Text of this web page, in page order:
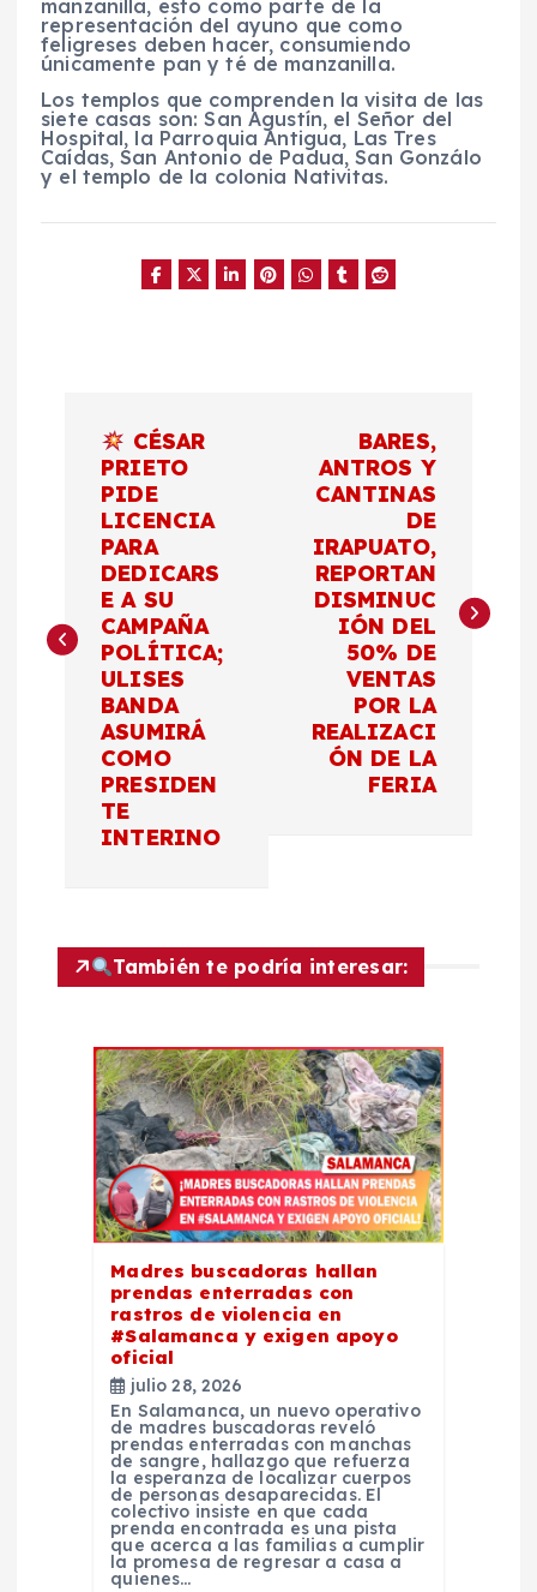
manzanilla, esto como parte de la
representación del ayuno que como
feligreses deben hacer, consumiendo
únicamente pan y té de manzanilla.
Los templos que comprenden la visita de las
siete casas son: San Agustín, el Señor del
Hospital, la Parroquia Antigua, Las Tres
Caídas, San Antonio de Padua, San Gonzálo
y el templo de la colonia Nativitas.
g
n
CÉSAR
PRIETO
PIDE
LICENCIA
PARA
DEDICARS
E A SU
CAMPAÑA
POLÍTICA;
ULISES
BANDA
ASUMIRÁ
COMO
PRESIDEN
TE
INTERINO
BARES,
ANTROS Y
CANTINAS
DE
IRAPUATO,
REPORTAN
DISMINUC
IÓN DEL
50% DE
VENTAS
POR LA
REALIZACI
ÓN DE LA
FERIA
También te podría interesar:
Madres buscadoras hallan
prendas enterradas con
rastros de violencia en
#Salamanca y exigen apoyo
oficial
julio 28, 2026
En Salamanca, un nuevo operativo
de madres buscadoras reveló
prendas enterradas con manchas
de sangre, hallazgo que refuerza
la esperanza de localizar cuerpos
de personas desaparecidas. El
colectivo insiste en que cada
prenda encontrada es una pista
que acerca a las familias a cumplir
la promesa de regresar a casa a
quienes…